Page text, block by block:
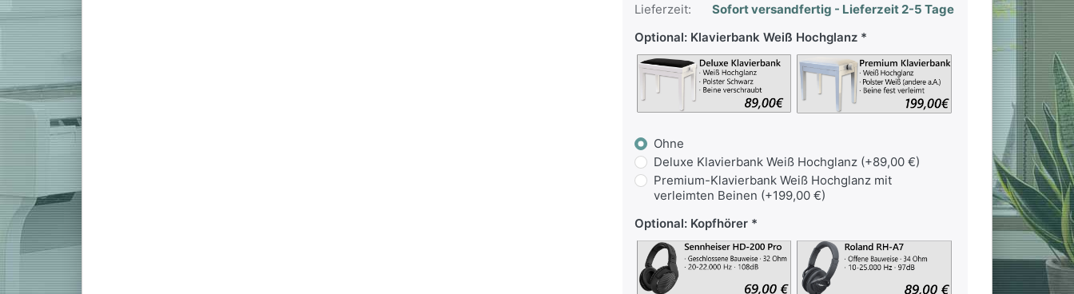
Lieferzeit:
Sofort versandfertig - Lieferzeit 2-5 Tage
Optional: Klavierbank Weiß Hochglanz
Ohne
Deluxe Klavierbank Weiß Hochglanz (+89,00 €)
Premium-Klavierbank Weiß Hochglanz mit
verleimten Beinen (+199,00 €)
Optional: Kopfhörer